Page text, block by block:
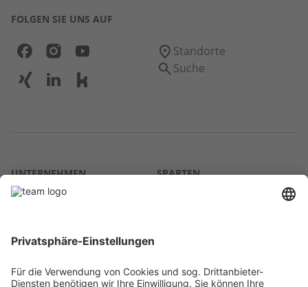
FOLGEN SIE UNS AUF
Standorte
Suche
UNTERNEHMEN
Über uns
Karriere
Kontakt
SPARTEN